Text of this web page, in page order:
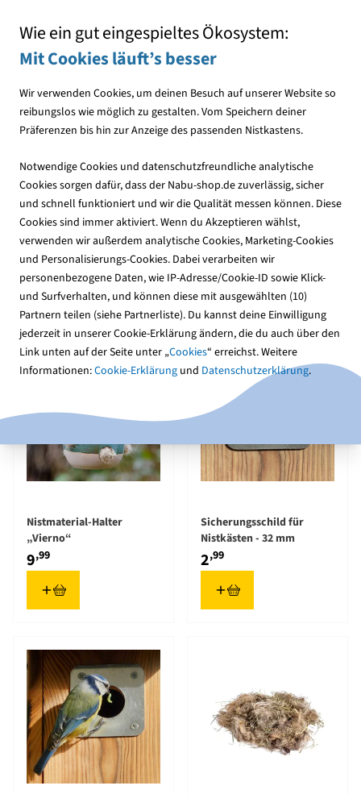
Wie ein gut eingespieltes Ökosystem:
Mit Cookies läuft’s besser
Wir verwenden Cookies, um deinen Besuch auf unserer Website so
reibungslos wie möglich zu gestalten. Vom Speichern deiner
Präferenzen bis hin zur Anzeige des passenden Nistkastens.
Notwendige Cookies und datenschutzfreundliche analytische
Cookies sorgen dafür, dass der Nabu-shop.de zuverlässig, sicher
und schnell funktioniert und wir die Qualität messen können. Diese
Cookies sind immer aktiviert. Wenn du Akzeptieren wählst,
verwenden wir außerdem analytische Cookies, Marketing-Cookies
und Personalisierungs-Cookies. Dabei verarbeiten wir
personenbezogene Daten, wie IP-Adresse/Cookie-ID sowie Klick-
und Surfverhalten, und können diese mit ausgewählten (10)
Partnern teilen (siehe Partnerliste). Du kannst deine Einwilligung
jederzeit in unserer Cookie-Erklärung ändern, die du auch über den
Link unten auf der Seite unter „Cookies“ erreichst. Weitere
Informationen:Cookie-Erklärung und Datenschutzerklärung.
Nistkästen
Nistkasten-Zubehör &
Nistmaterialien
Produkte
Nistmaterial-Halter
„Vierno“
9,99
Sicherungsschild für
Nistkästen - 32 mm
2,99